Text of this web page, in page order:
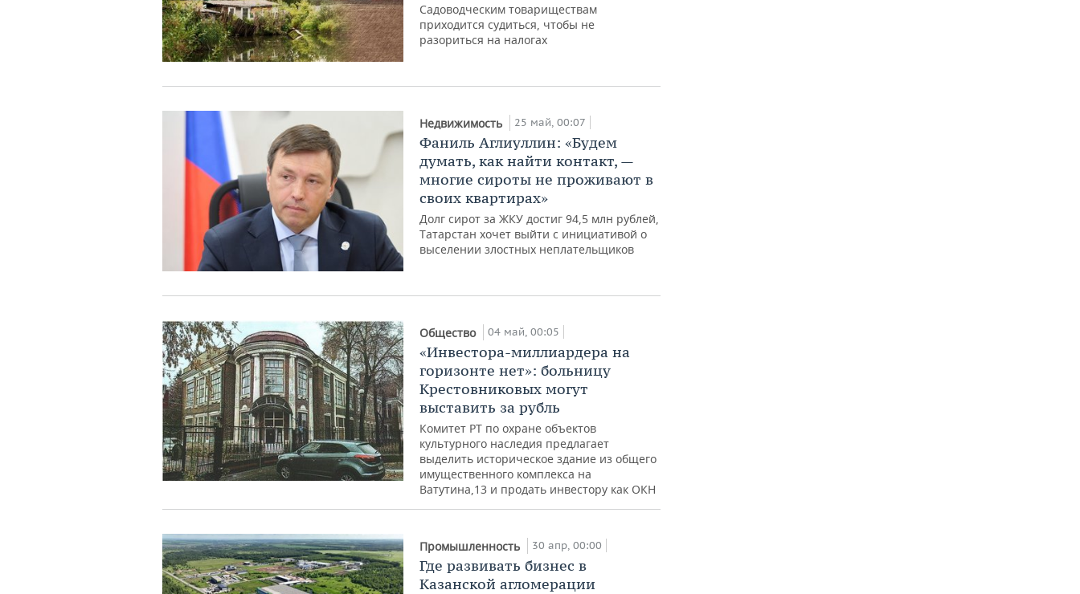
Садоводческим товариществам
приходится судиться, чтобы не
разориться на налогах
Недвижимость 25 май, 00:07
Фаниль Аглиуллин: «Будем
думать, как найти контакт, —
многие сироты не проживают в
своих квартирах»
Долг сирот за ЖКУ достиг 94,5 млн рублей,
Татарстан хочет выйти с инициативой о
выселении злостных неплательщиков
Общество 04 май, 00:05
«Инвестора-миллиардера на
горизонте нет»: больницу
Крестовниковых могут
выставить за рубль
Комитет РТ по охране объектов
культурного наследия предлагает
выделить историческое здание из общего
имущественного комплекса на
Ватутина,13 и продать инвестору как ОКН
Промышленность 30 апр, 00:00
Где развивать бизнес в
Казанской агломерации